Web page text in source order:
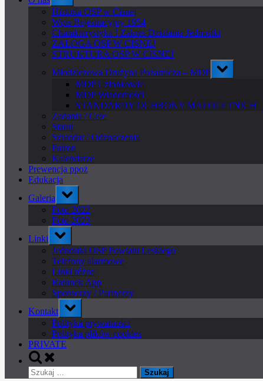
menu
Historia OSP w Cisnej
Wpis Rejestracyjny 1954
Charakterystyka I Zakres Działania Jednostki
ZAŁOGA OSP W CISNEJ
STRUKTURA OSP W CISNEJ
Młodzieżowa Drużyna Pożarnicza – MDP
Toggle
sub-
MDP Członkowie
MDP Wiadomości
STANDARDY OCHRONY MAŁOLETNICH
Zadania / Cele
Statut
Sztandar / Odznaczenia
Patron
Kalendarze
Prewencja ppoż
Edukacja
Galeria
Toggle
sub-
menu
Foto 2022
Foto 2023
Linki
Toggle
sub-
menu
Jednostki OSP Powiatu Leskiego
Telefony alarmowe
Linki różne
Ratunek App
Sponsorzy / Partnerzy
Kontakt
Toggle
sub-
menu
Polityka prywatności
Polityka plików cookies
PRIVATE
Toggle
search
form
Szukaj: